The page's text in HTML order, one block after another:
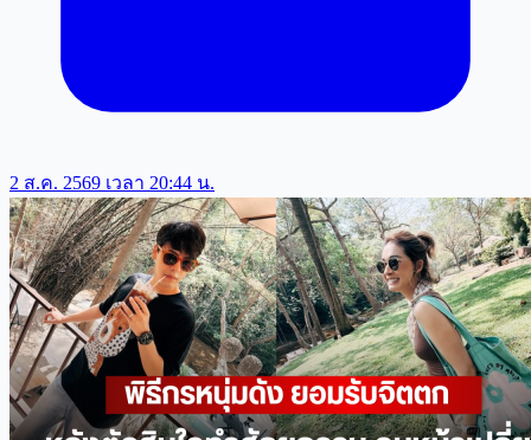
2 ส.ค. 2569 เวลา 20:44 น.